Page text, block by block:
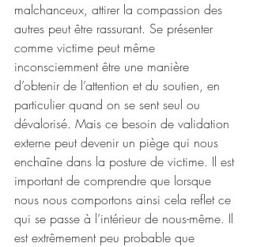
malchanceux, attirer la compassion des
autres peut être rassurant. Se présenter
comme victime peut même
inconsciemment être une manière
d’obtenir de l’attention et du soutien, en
particulier quand on se sent seul ou
dévalorisé. Mais ce besoin de validation
externe peut devenir un piège qui nous
enchaîne dans la posture de victime. Il est
important de comprendre que lorsque
nous nous comportons ainsi cela reflet ce
qui se passe à l’intérieur de nous-même. Il
est extrêmement peu probable que